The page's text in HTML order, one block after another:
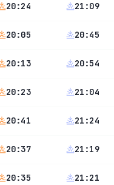
20:24 21:09
20:05 20:45
20:13 20:54
20:23 21:04
20:41 21:24
20:37 21:19
20:35 21:21